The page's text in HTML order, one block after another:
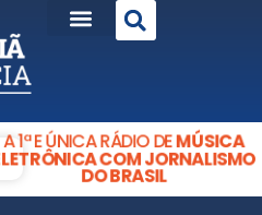
A 1ª E ÚNICA RÁDIO DEMÚSICA
COM JORNALISMO
DO BRASIL